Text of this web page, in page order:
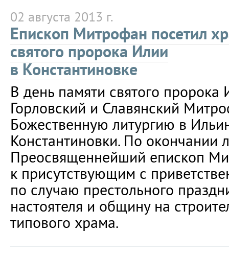
02 августа 2013 г.
Епископ Митрофан посетил
святого пророка Илии
в Константиновке
В день памяти святого пророка
Горловский и Славянский
Божественную литургию в
Константиновки. По окончании
Преосвященнейший епископ
к присутствующим с
по случаю престольного
настоятеля и общину на
типового храма.